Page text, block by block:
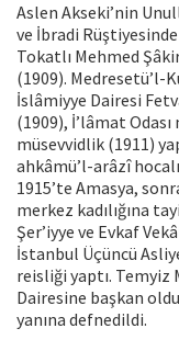
Aslen Akseki’nin
ve İbradi
Tokatlı Mehmed
(1909). Medresetü’l-
İslâmiyye Dairesi
(1909), İ’lâmat Odası
müsevvidlik (1911)
ahkâmü’l-arâzî
1915’te Amasya,
merkez kadılığına
Şer’iyye ve Evkaf
İstanbul Üçüncü
reisliği yaptı. Temyiz
Dairesine başkan
yanına defnedildi.